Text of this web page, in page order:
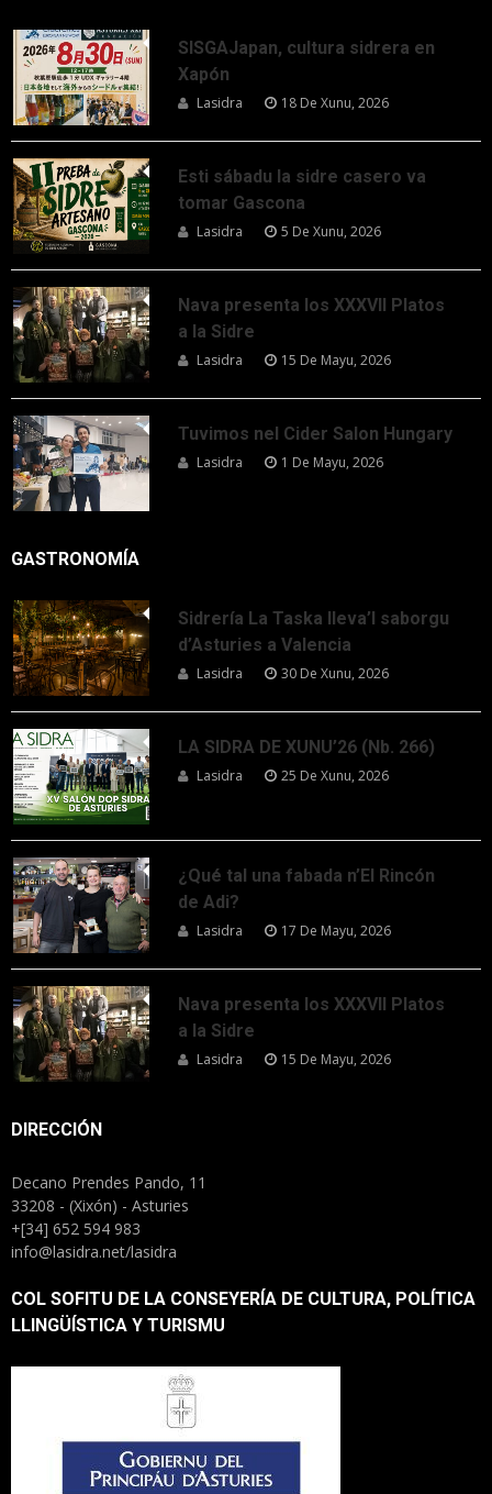
SISGAJapan, cultura sidrera en
Xapón
Lasidra 18 De Xunu, 2026
Esti sábadu la sidre casero va
tomar Gascona
Lasidra 5 De Xunu, 2026
Nava presenta los XXXVII Platos
a la Sidre
Lasidra 15 De Mayu, 2026
Tuvimos nel Cider Salon Hungary
Lasidra 1 De Mayu, 2026
GASTRONOMÍA
Sidrería La Taska lleva’l saborgu
d’Asturies a Valencia
Lasidra 30 De Xunu, 2026
LA SIDRA DE XUNU’26 (Nb. 266)
Lasidra 25 De Xunu, 2026
¿Qué tal una fabada n’El Rincón
de Adi?
Lasidra 17 De Mayu, 2026
Nava presenta los XXXVII Platos
a la Sidre
Lasidra 15 De Mayu, 2026
DIRECCIÓN
Decano Prendes Pando, 11
33208 - (Xixón) - Asturies
+[34] 652 594 983
info@lasidra.net/lasidra
COL SOFITU DE LA CONSEYERÍA DE CULTURA, POLÍTICA
LLINGÜÍSTICA Y TURISMU